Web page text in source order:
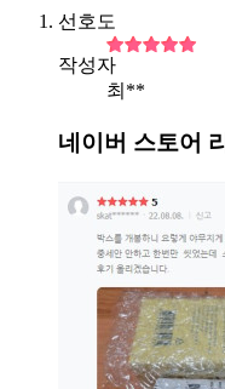
선호도
작성자
최**
네이버 스토어